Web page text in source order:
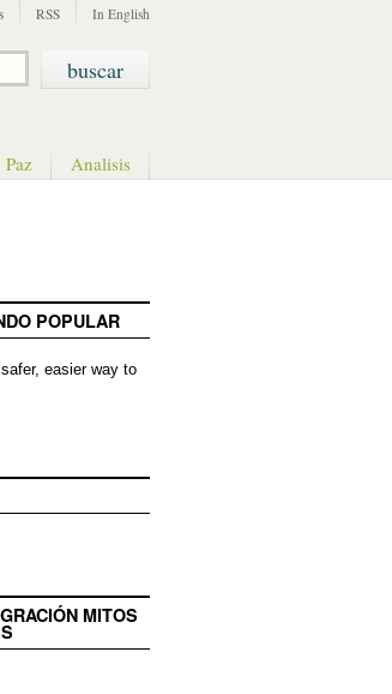
RSS In English
Paz Analisis
POPULAR
MITOS